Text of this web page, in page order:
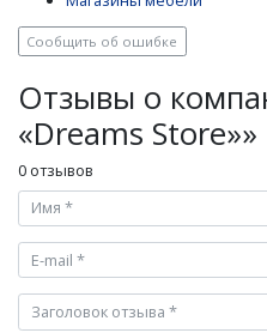
Сообщить об ошибке
Отзывы о
«Dreams
0 отзывов